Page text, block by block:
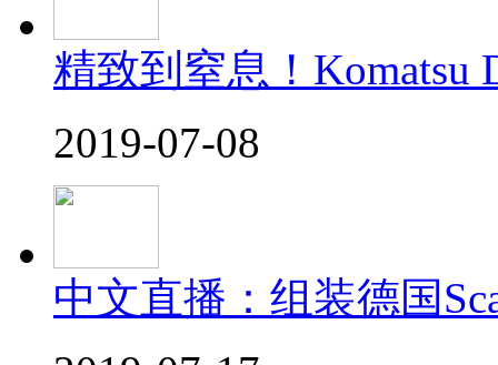
精致到窒息！Komatsu
2019-07-08
中文直播：组装德国